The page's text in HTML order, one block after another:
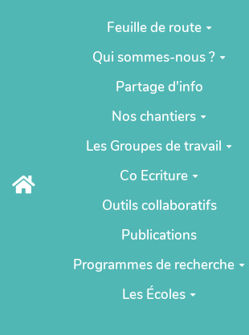
Aller au contenu principal
Feuille de route
Qui sommes-nous ?
Partage d'info
Nos chantiers
Les Groupes de travail
Co Ecriture
Outils collaboratifs
Publications
Programmes de recherche
Les Écoles